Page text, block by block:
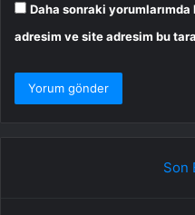
Daha sonraki yorumlarımda
adresim ve site adresim bu
Son